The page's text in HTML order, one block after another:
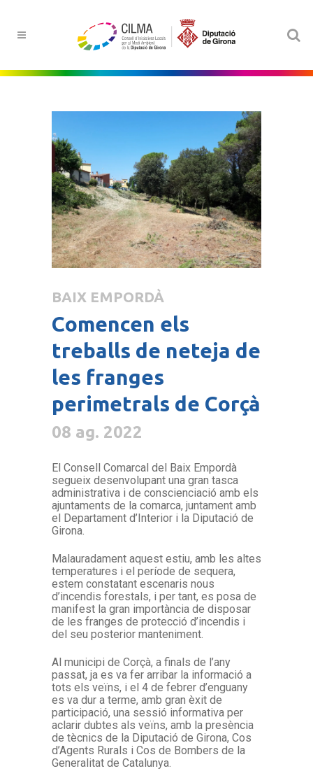
BAIX EMPORDÀ
Comencen els
treballs de neteja de
les franges
perimetrals de Corçà
08 ag. 2022
El Consell Comarcal del Baix Empordà
segueix desenvolupant una gran tasca
administrativa i de conscienciació amb els
ajuntaments de la comarca, juntament amb
el Departament d’Interior i la Diputació de
Girona.
Malauradament aquest estiu, amb les altes
temperatures i el període de sequera,
estem constatant escenaris nous
d’incendis forestals, i per tant, es posa de
manifest la gran importància de disposar
de les franges de protecció d’incendis i
del seu posterior manteniment.
Al municipi de Corçà, a finals de l’any
passat, ja es va fer arribar la informació a
tots els veïns, i el 4 de febrer d’enguany
es va dur a terme, amb gran èxit de
participació, una sessió informativa per
aclarir dubtes als veïns, amb la presència
de tècnics de la Diputació de Girona, Cos
d’Agents Rurals i Cos de Bombers de la
Generalitat de Catalunya.